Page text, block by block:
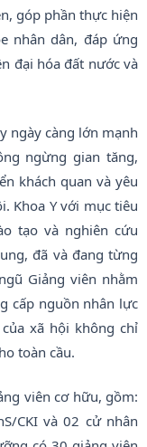
góp phần thực hiện
nhân dân, đáp ứng
đại hóa đất nước và
ngày càng lớn mạnh
ngừng gian tăng,
khách quan và yêu
Khoa Y với mục tiêu
tạo và nghiên cứu
đã và đang từng
Giảng viên nhằm
cấp nguồn nhân lực
xã hội không chỉ
toàn cầu.
viên cơ hữu, gồm:
CKI và 02 cử nhân